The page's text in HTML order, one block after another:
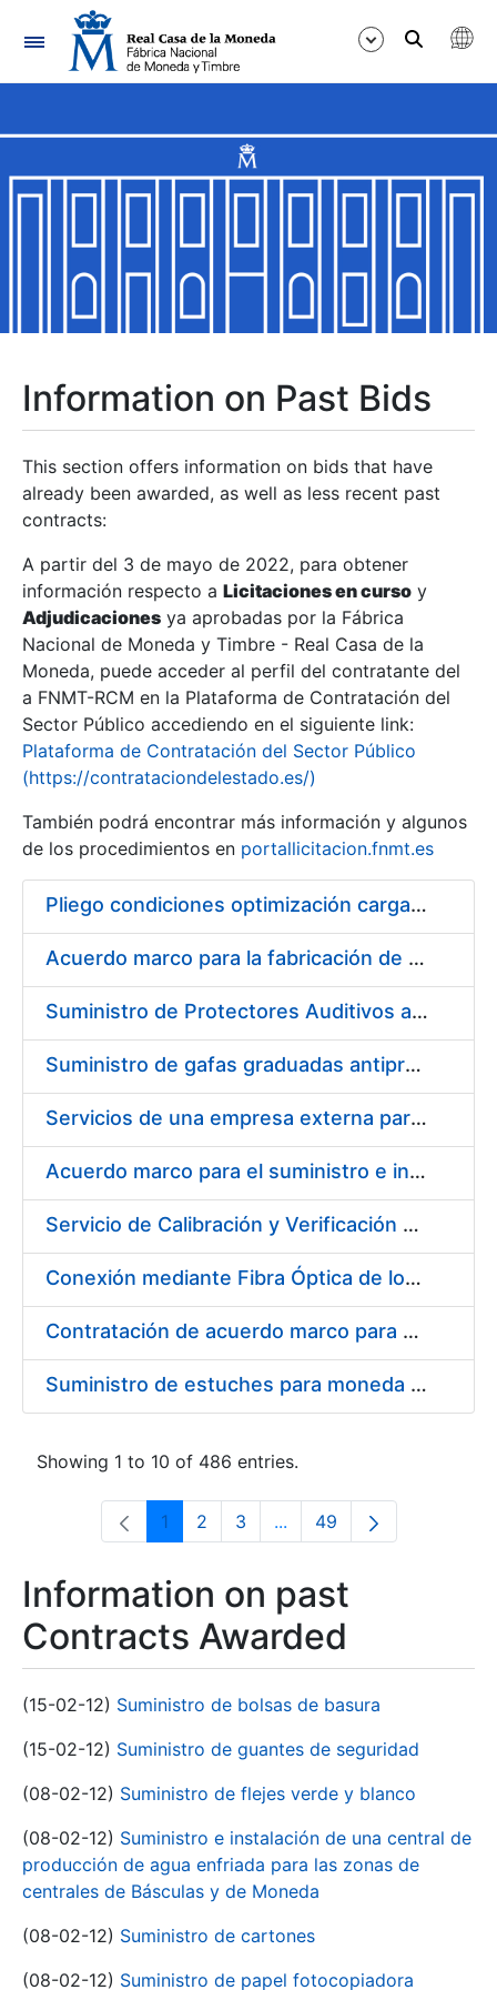
Navigation
Show/Hide
Show/Hide
Show/Hide
Show/Hide
Show/Hide
Show/Hide
Information on Past Bids
This section offers information on bids that have
already been awarded, as well as less recent past
contracts:
A partir del 3 de mayo de 2022, para obtener
información respecto a Licitaciones en curso y
Adjudicaciones ya aprobadas por la Fábrica
Nacional de Moneda y Timbre - Real Casa de la
Moneda, puede acceder al perfil del contratante del
a FNMT-RCM en la Plataforma de Contratación del
Sector Público accediendo en el siguiente link:
Plataforma de Contratación del Sector Público
(https://contrataciondelestado.es/)
También podrá encontrar más información y algunos
de los procedimientos en portallicitacion.fnmt.es
Pliego condiciones optimización cargas compras firmado
Acuerdo marco para la fabricación de piezas
Suministro de Protectores Auditivos a medida para las personas trabajadoras de los Centros de Trabajo de Madrid y Burgos
Suministro de gafas graduadas antiproyecciones para los trabajadores de la FNMT-RCM en los centros de trabajo de Madrid y Burgos
Servicios de una empresa externa para el asesoramiento y resolución de los recursos de alzada que se presentan relacionados con procesos de selección para la FNMT-RCM
Acuerdo marco para el suministro e instalación de persianas, estores y otros complementos
Servicio de Calibración y Verificación Externa de los Equipos de Medición del Servicio de Prevención de la FNMT-RCM
Conexión mediante Fibra Óptica de los Centros de Proceso de Datos (CPDs) de las sedes de la FNMT-RCM de Burgos y Madrid
Contratación de acuerdo marco para el Suministro de Material de Electricidad para la Fábrica Nacional de Moneda y Timbre-Real Casa de la Moneda en su centro de trabajo de Burgos
Suministro de estuches para moneda de 30 €
Showing 1 to 10 of 486 entries.
Page
1 Page
2 Page
3 ...Intermediate Pages Use
Page
49
Information on past
Contracts Awarded
(15-02-12) Suministro de bolsas de basura
(15-02-12) Suministro de guantes de seguridad
(08-02-12) Suministro de flejes verde y blanco
(08-02-12) Suministro e instalación de una central de
producción de agua enfriada para las zonas de
centrales de Básculas y de Moneda
(08-02-12) Suministro de cartones
(08-02-12) Suministro de papel fotocopiadora